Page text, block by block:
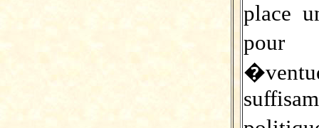
place
pour